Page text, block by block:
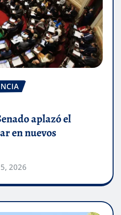
aplazó el
en nuevos
2026